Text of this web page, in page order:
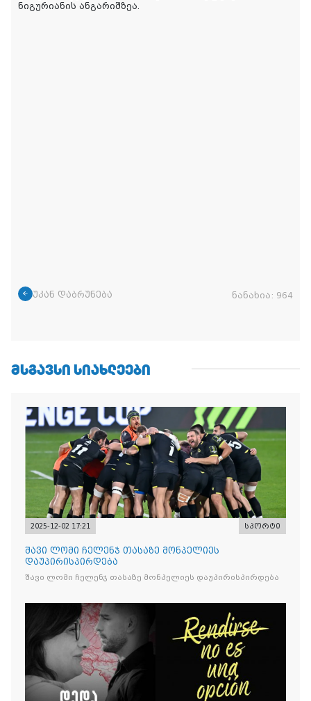
ნიგურიანის ანგარიშზეა.
უკან დაბრუნება ნანახია: 964
ᲛᲡᲒᲐᲕᲡᲘ ᲡᲘᲐᲮᲚᲔᲔᲑᲘ
2025-12-02 17:21 სპორტი
შავი ლომი ჩელენჯ თასაზე მონპელიეს
დაუპირისპირდება
შავი ლომი ჩელენჯ თასაზე მონპელიეს დაუპირისპირდება